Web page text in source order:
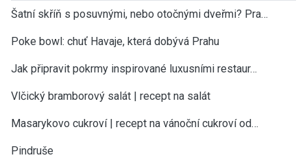
Šatní skříň s posuvnými, nebo otočnými dveřmi? Pra…
Poke bowl: chuť Havaje, která dobývá Prahu
Jak připravit pokrmy inspirované luxusními restaur…
Vlčický bramborový salát | recept na salát
Masarykovo cukroví | recept na vánoční cukroví od…
Pindruše